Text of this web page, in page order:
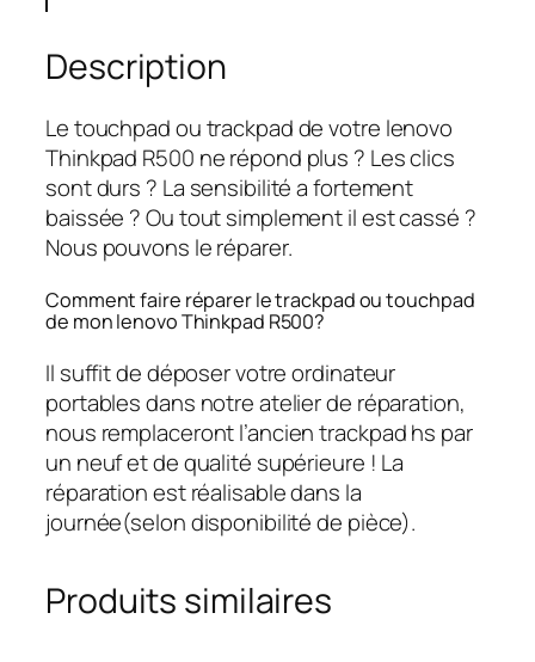
Description
Le touchpad ou trackpad de votre lenovo
Thinkpad R500 ne répond plus ? Les clics
sont durs ? La sensibilité a fortement
baissée ? Ou tout simplement il est cassé ?
Nous pouvons le réparer.
Comment faire réparer le trackpad ou touchpad
de mon lenovo Thinkpad R500?
Il suffit de déposer votre ordinateur
portables dans notre atelier de réparation,
nous remplaceront l’ancien trackpad hs par
un neuf et de qualité supérieure ! La
réparation est réalisable dans la
journée(selon disponibilité de pièce).
Produits similaires